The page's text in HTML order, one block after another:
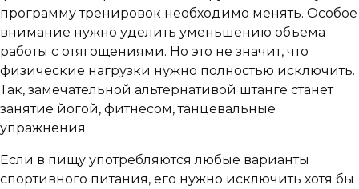
программу тренировок необходимо менять. Особое
внимание нужно уделить уменьшению объема
работы с отягощениями. Но это не значит, что
физические нагрузки нужно полностью исключить.
Так, замечательной альтернативой штанге станет
занятие йогой, фитнесом, танцевальные
упражнения.
Если в пищу употребляются любые варианты
спортивного питания, его нужно исключить хотя бы